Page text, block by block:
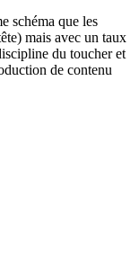
schéma que les
mais avec un taux
du toucher et
de contenu